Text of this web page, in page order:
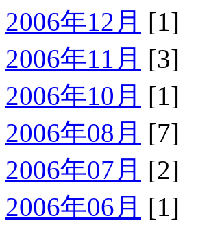
2006年12月 [1]
2006年11月 [3]
2006年10月 [1]
2006年08月 [7]
2006年07月 [2]
2006年06月 [1]